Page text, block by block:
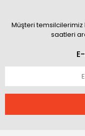
Müşteri temsilcilerimiz
saatleri